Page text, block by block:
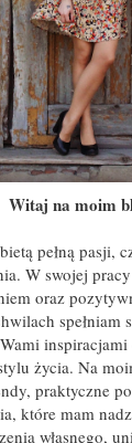
Witaj na moim
pełną pasji,
W swojej
oraz
spełniam
życia. Na
praktyczne
które mam
własnego,